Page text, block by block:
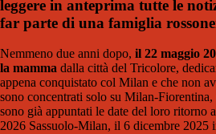
leggere in anteprima tutte le
far parte di una famiglia
Nemmeno due anni dopo, il 22 maggio
la mamma dalla città del Tricolore,
appena conquistato col Milan e che non
sono concentrati solo su Milan-
sono già appuntati le date del loro ritorno
2026 Sassuolo-Milan, il 6 dicembre 2025